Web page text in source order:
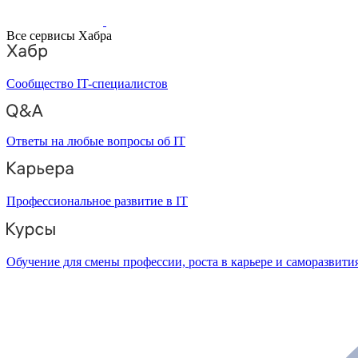
Все сервисы Хабра
Сообщество IT-специалистов
Ответы на любые вопросы об IT
Профессиональное развитие в IT
Обучение для смены профессии, роста в карьере и